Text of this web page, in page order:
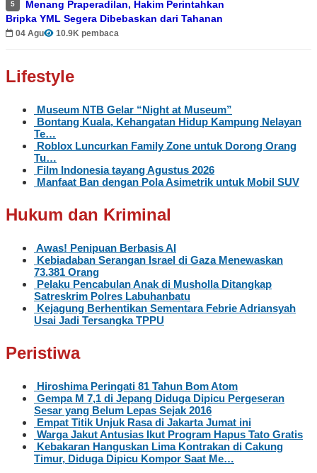
5
Menang Praperadilan, Hakim Perintahkan
Bripka YML Segera Dibebaskan dari Tahanan
04 Agu 10.9K pembaca
Lifestyle
Museum NTB Gelar “Night at Museum”
Bontang Kuala, Kehangatan Hidup Kampung Nelayan
Te…
Roblox Luncurkan Family Zone untuk Dorong Orang
Tu…
Film Indonesia tayang Agustus 2026
Manfaat Ban dengan Pola Asimetrik untuk Mobil SUV
Hukum dan Kriminal
Awas! Penipuan Berbasis AI
Kebiadaban Serangan Israel di Gaza Menewaskan
73.381 Orang
Pelaku Pencabulan Anak di Musholla Ditangkap
Satreskrim Polres Labuhanbatu
Kejagung Berhentikan Sementara Febrie Adriansyah
Usai Jadi Tersangka TPPU
Peristiwa
Hiroshima Peringati 81 Tahun Bom Atom
Gempa M 7,1 di Jepang Diduga Dipicu Pergeseran
Sesar yang Belum Lepas Sejak 2016
Empat Titik Unjuk Rasa di Jakarta Jumat ini
Warga Jakut Antusias Ikut Program Hapus Tato Gratis
Kebakaran Hanguskan Lima Kontrakan di Cakung
Timur, Diduga Dipicu Kompor Saat Me…